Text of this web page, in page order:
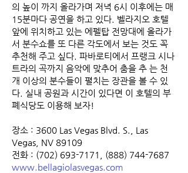
의 높이 까지 올라가며 저녁 6시 이후에는 매
15분마다 공연을 하고 있다. 벨라지오 호텔
앞에 위치하고 있는 에펠탑 전망대에 올라가
서 분수쇼를 또 다른 각도에서 보는 것도 꼭
추천해 주고 싶다. 파바로티에서 프랭크 시나
트라의 곡까지 음악에 맞추어 춤을 추 는 천
개 이상의 분수들이 펼치는 장관을 볼 수 있
다. 실내 공원과 시간이 있다면 이 호텔의 부
폐식당도 이용해 보자!
장소 : 3600 Las Vegas Blvd. S., Las
Vegas, NV 89109
전화 : (702) 693-7171
(888) 744-7687
www.bellagiolasvegas.com